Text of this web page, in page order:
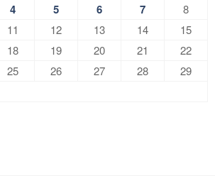
4 5 6 7
8
11 12 13 14
15
18 19 20 21
22
25 26 27 28
29